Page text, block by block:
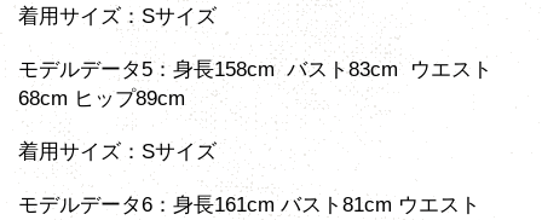
着用サイズ：Sサイズ
モデルデータ5：身長158cm バスト83cm ウエスト
68cm ヒップ89cm
着用サイズ：Sサイズ
モデルデータ6：身長161cm バスト81cm ウエスト